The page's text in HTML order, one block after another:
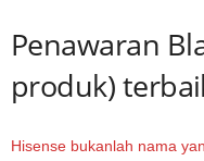
Penawaran
produk)
Hisense bukanlah nama